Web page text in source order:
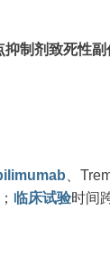
制剂致死性
、
； 临床试验时间